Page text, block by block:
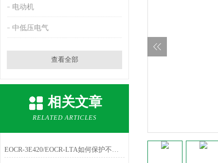
电动机
中低压电气
查看全部
相关文章
RELATED ARTICLES
EOCR-3E420/EOCR-LTA如何保护不同大小负载的保护